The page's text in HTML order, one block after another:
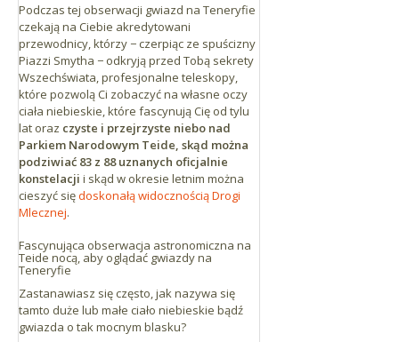
Podczas tej obserwacji gwiazd na Teneryfie
czekają na Ciebie akredytowani
przewodnicy, którzy − czerpiąc ze spuścizny
Piazzi Smytha − odkryją przed Tobą sekrety
Wszechświata, profesjonalne teleskopy,
które pozwolą Ci zobaczyć na własne oczy
ciała niebieskie, które fascynują Cię od tylu
lat oraz czyste i przejrzyste niebo nad
Parkiem Narodowym Teide, skąd można
podziwiać 83 z 88 uznanych oficjalnie
konstelacji i skąd w okresie letnim można
cieszyć siędoskonałą widocznością Drogi
Mlecznej.
Fascynująca obserwacja astronomiczna na
Teide nocą, aby oglądać gwiazdy na
Teneryfie
Zastanawiasz się często, jak nazywa się
tamto duże lub małe ciało niebieskie bądź
gwiazda o tak mocnym blasku?